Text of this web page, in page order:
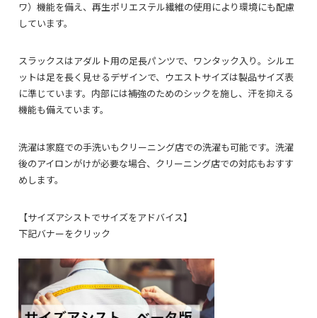
ワ）機能を備え、再生ポリエステル繊維の使用により環境にも配慮
しています。
スラックスはアダルト用の足長パンツで、ワンタック入り。シルエ
ットは足を長く見せるデザインで、ウエストサイズは製品サイズ表
に準じています。内部には補強のためのシックを施し、汗を抑える
機能も備えています。
洗濯は家庭での手洗いもクリーニング店での洗濯も可能です。洗濯
後のアイロンがけが必要な場合、クリーニング店での対応もおすす
めします。
【サイズアシストでサイズをアドバイス】
下記バナーをクリック